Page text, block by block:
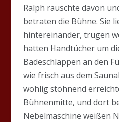
Ralph rauschte davon
betraten die Bühne. Sie
hintereinander, trugen
hatten Handtücher um
Badeschlappen an den
wie frisch aus dem
wohlig stöhnend
Bühnenmitte, und dort
Nebelmaschine weißen